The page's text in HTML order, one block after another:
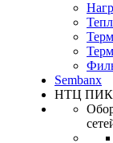
Sembanx
НТЦ ПИК